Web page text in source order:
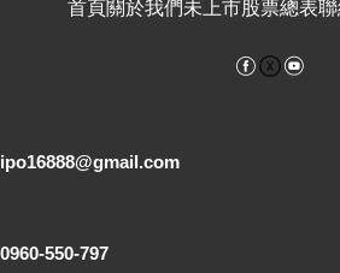
首頁關於我們未上市股票總表
ipo16888@gmail.com
0960-550-797